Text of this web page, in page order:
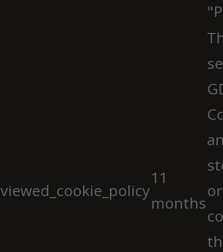
viewed_cookie_policy
11
months